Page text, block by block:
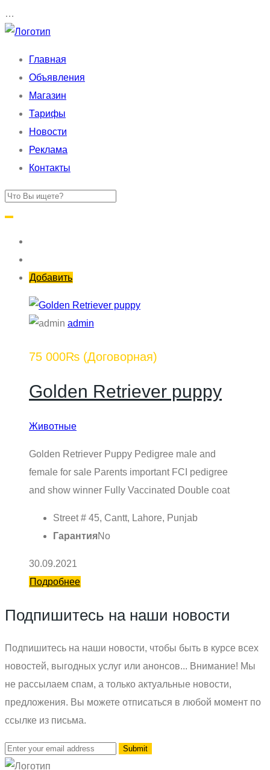
…
Главная
Объявления
Магазин
Тарифы
Новости
Реклама
Контакты
Добавить
admin
75 000₨ (Договорная)
Golden Retriever puppy
Животные
Golden Retriever Puppy Pedigree male and
female for sale Parents important FCI pedigree
and show winner Fully Vaccinated Double coat
Street # 45, Cantt, Lahore, Punjab
ГарантияNo
30.09.2021
Подробнее
Подпишитесь на наши новости
Подпишитесь на наши новости, чтобы быть в курсе всех
новостей, выгодных услуг или анонсов... Внимание! Мы
не рассылаем спам, а только актуальные новости,
предложения. Вы можете отписаться в любой момент по
ссылке из письма.